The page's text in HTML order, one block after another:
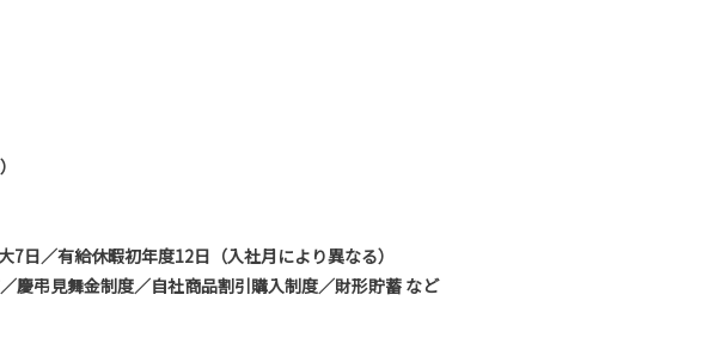
日／有給休暇初年度12日（入社月により異なる）
慶弔見舞金制度／自社商品割引購入制度／財形貯蓄 など